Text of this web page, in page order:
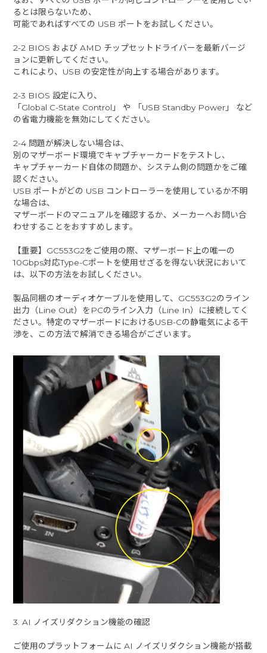
るとは限らないため、
可能であればすべての USB ポートをお試しください。
2-2 BIOS および AMD チップセットドライバーを最新バージ
ョンに更新してください。
これにより、USB の安定性が向上する場合があります。
2-3 BIOS 設定に入り、
「Global C-State Control」 や 「USB Standby Power」 など
の省電力機能を無効にしてください。
2-4 問題が解決しない場合は、
別のマザーボード環境でキャプチャーカードをテストし、
キャプチャーカード自体の問題か、システム側の問題かをご確
認ください。
USB ポートがどの USB コントローラーを使用しているか不明
な場合は、
マザーボードのマニュアルを確認するか、メーカーへお問い合
わせすることをおすすめします。
【重要】GC553G2をご使用の際、マザーボード上の唯一の
10Gbps対応Type-Cポートを使用せざるを得ない状況において
は、以下の方法をお試しください。
製品同梱のオーディオケーブルを使用して、GC553G2のライン
出力（Line Out）をPCのライン入力（Line In）に接続してく
ださい。特定のマザーボードにおけるUSB-Cの静電気による干
渉を、この方法で解消できる場合がございます。
3. AI ノイズリダクション機能の確認
ご使用のプラットフォームに AI ノイズリダクション機能が搭載